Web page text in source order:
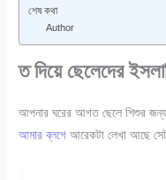
শেষ কথা
Author
ত দিয়ে ছেলেদের
আপনার ঘরের আগত ছেলে শিশুর
আমার ব্লগে আরেকটা লেখা আছে